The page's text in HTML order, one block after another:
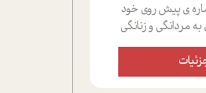
ی پیش روی خود
مردانگی و زنانگی
بر این که؛ گفت و
با فردین علیخواه،
مختلف تلاش